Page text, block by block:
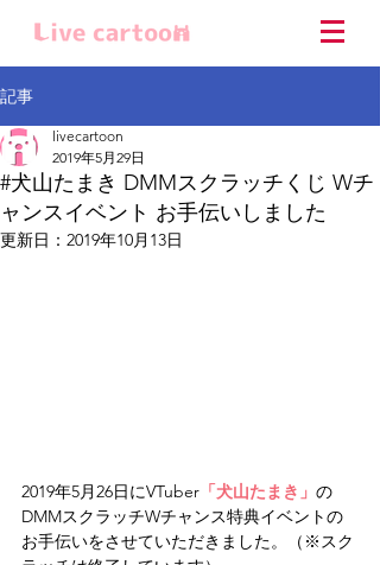
記事
#犬山たまき DMMスクラッチくじ Wチ
ャンスイベント お手伝いしました
livecartoon
2019年5月29日
更新日： 2019年10月13日
2019年5月26日にVTuber 「犬山たまき」 の
DMMスクラッチWチャンス特典イベントの
お手伝いをさせていただきました。（※スク